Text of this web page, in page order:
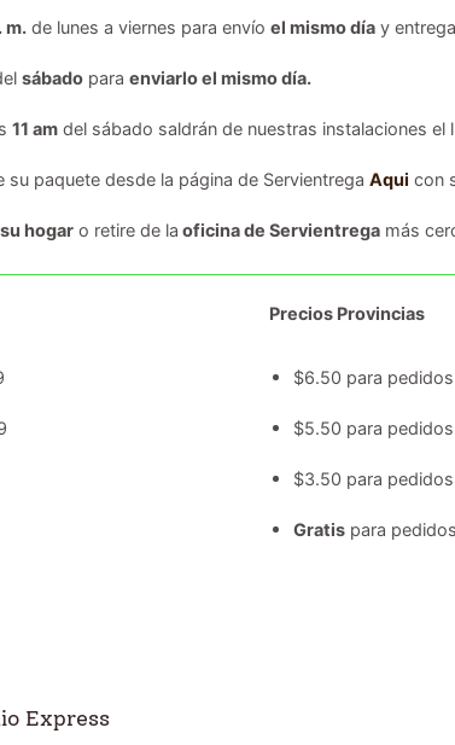
m.de lunes a viernes para envío el mismo díay entrega
sábadopara enviarlo el mismo día.
11 amdel sábado saldrán de nuestras instalaciones el
paquete desde la página de Servientrega Aqui con
su hogaro retire de la oficina de Servientregamás
Precios Provincias
$6.50 para
$5.50 para
$3.50 para
Gratispara
Express